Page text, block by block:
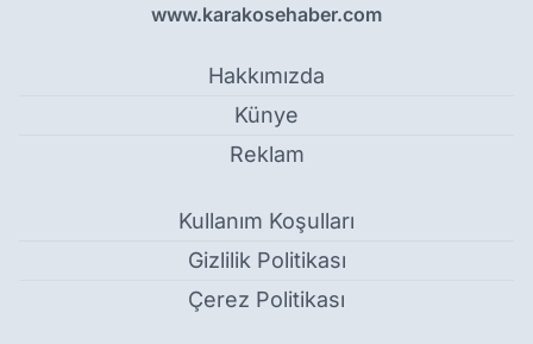
www.karakosehaber.com
Hakkımızda
Künye
Reklam
Kullanım Koşulları
Gizlilik Politikası
Çerez Politikası